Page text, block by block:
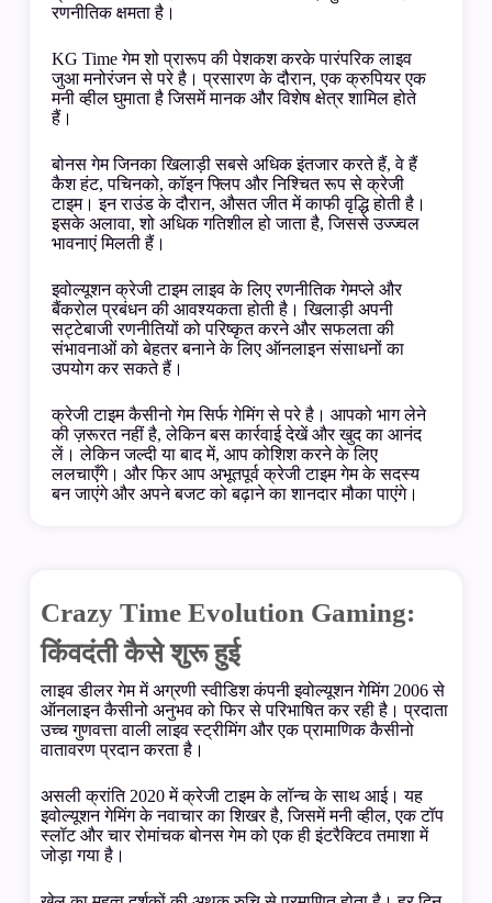
रणनीतिक क्षमता है।
KG Time गेम शो प्रारूप की पेशकश करके पारंपरिक लाइव
जुआ मनोरंजन से परे है। प्रसारण के दौरान, एक क्रुपियर एक
मनी व्हील घुमाता है जिसमें मानक और विशेष क्षेत्र शामिल होते
हैं।
बोनस गेम जिनका खिलाड़ी सबसे अधिक इंतजार करते हैं, वे हैं
कैश हंट, पचिनको, कॉइन फ्लिप और निश्चित रूप से क्रेजी
टाइम। इन राउंड के दौरान, औसत जीत में काफी वृद्धि होती है।
इसके अलावा, शो अधिक गतिशील हो जाता है, जिससे उज्ज्वल
भावनाएं मिलती हैं।
इवोल्यूशन क्रेजी टाइम लाइव के लिए रणनीतिक गेमप्ले और
बैंकरोल प्रबंधन की आवश्यकता होती है। खिलाड़ी अपनी
सट्टेबाजी रणनीतियों को परिष्कृत करने और सफलता की
संभावनाओं को बेहतर बनाने के लिए ऑनलाइन संसाधनों का
उपयोग कर सकते हैं।
क्रेजी टाइम कैसीनो गेम सिर्फ गेमिंग से परे है। आपको भाग लेने
की ज़रूरत नहीं है, लेकिन बस कार्रवाई देखें और खुद का आनंद
लें। लेकिन जल्दी या बाद में, आप कोशिश करने के लिए
ललचाएँगे। और फिर आप अभूतपूर्व क्रेजी टाइम गेम के सदस्य
बन जाएंगे और अपने बजट को बढ़ाने का शानदार मौका पाएंगे।
Crazy Time Evolution Gaming:
किंवदंती कैसे शुरू हुई
लाइव डीलर गेम में अग्रणी स्वीडिश कंपनी इवोल्यूशन गेमिंग 2006 से
ऑनलाइन कैसीनो अनुभव को फिर से परिभाषित कर रही है। प्रदाता
उच्च गुणवत्ता वाली लाइव स्ट्रीमिंग और एक प्रामाणिक कैसीनो
वातावरण प्रदान करता है।
असली क्रांति 2020 में क्रेजी टाइम के लॉन्च के साथ आई। यह
इवोल्यूशन गेमिंग के नवाचार का शिखर है, जिसमें मनी व्हील, एक टॉप
स्लॉट और चार रोमांचक बोनस गेम को एक ही इंटरैक्टिव तमाशा में
जोड़ा गया है।